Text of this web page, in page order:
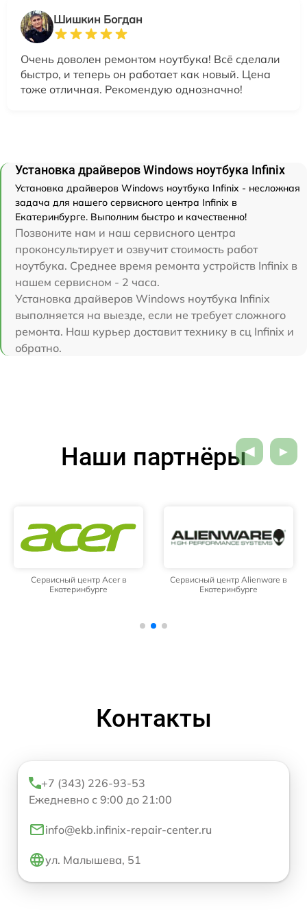
Шишкин Богдан
Очень доволен ремонтом ноутбука! Всё сделали
быстро, и теперь он работает как новый. Цена
тоже отличная. Рекомендую однозначно!
Установка драйверов Windows ноутбука Infinix
Установка драйверов Windows ноутбука Infinix - несложная
задача для нашего сервисного центра Infinix в
Екатеринбурге. Выполним быстро и качественно!
Позвоните нам и наш сервисного центра
проконсультирует и озвучит стоимость работ
ноутбука. Среднее время ремонта устройств Infinix в
нашем сервисном - 2 часа.
Установка драйверов Windows ноутбука Infinix
выполняется на выезде, если не требует сложного
ремонта. Наш курьер доставит технику в сц Infinix и
обратно.
Наши партнёры
Сервисный центр Acer в
Екатеринбурге
Сервисный центр Alienware в
Екатеринбурге
Контакты
+7 (343) 226-93-53
Ежедневно с 9:00 до 21:00
info@ekb.infinix-repair-center.ru
ул. Малышева, 51